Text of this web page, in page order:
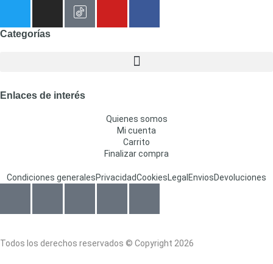
Categorías
Enlaces de interés
Quienes somos
Mi cuenta
Carrito
Finalizar compra
Condiciones generalesPrivacidadCookiesLegal EnviosDevoluciones
Todos los derechos reservados © Copyright 2026